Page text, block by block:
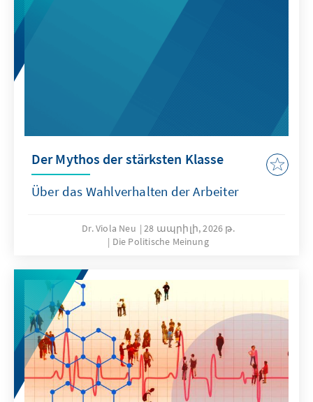
Der Mythos der stärksten Klasse
Über das Wahlverhalten der Arbeiter
Dr. Viola Neu
28 ապրիլի, 2026 թ.
Die Politische Meinung